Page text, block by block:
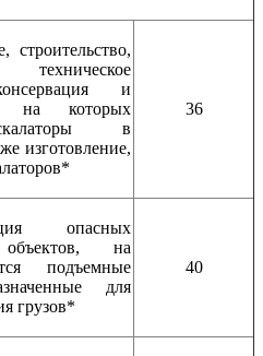
строительство,
и
на которых
в
изготовление,
36
опасных
объектов, на
подъемные
для
грузов*
40